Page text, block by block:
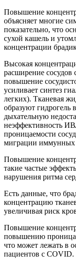
Повышение
объясняет многие
показательно, что
сухой кашель и
концентрации
Высокая
расширение
повышение
усиливает синтез
легких). Тканевая
образуют гидрогель
дыхательную
неэффективность
проницаемости
миграции иммунных
Повышение
такие частые
нарушения ритма
Есть данные, что
концентрацию
увеличивая риск
Повышение
повышению
что может лежать в
пациентов с COVID.